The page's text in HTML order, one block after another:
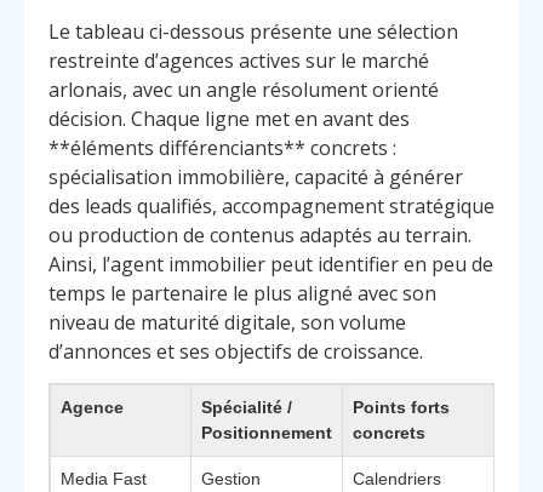
Le tableau ci-dessous présente une sélection
restreinte d’agences actives sur le marché
arlonais, avec un angle résolument orienté
décision. Chaque ligne met en avant des
**éléments différenciants** concrets :
spécialisation immobilière, capacité à générer
des leads qualifiés, accompagnement stratégique
ou production de contenus adaptés au terrain.
Ainsi, l’agent immobilier peut identifier en peu de
temps le partenaire le plus aligné avec son
niveau de maturité digitale, son volume
d’annonces et ses objectifs de croissance.
Agence
Spécialité /
Positionnement
Points forts
concrets
Media Fast
Gestion
Calendriers